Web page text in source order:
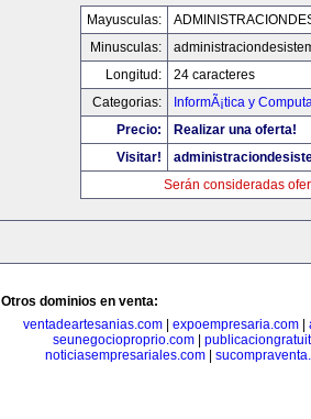
Mayusculas:
Minusculas:
Longitud:
24 caracteres
Categorias:
InformÃ¡tica y
Precio:
Realizar una oferta!
Visitar!
Serán consideradas
Otros dominios en venta:
ventadeartesanias.com| expoempresaria.com|
seunegocioproprio.com
noticiasempresariales.com|